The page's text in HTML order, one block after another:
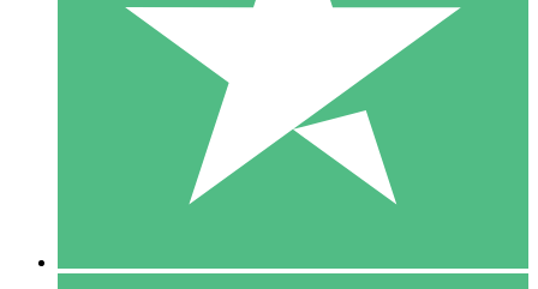
Paga según el uso con créditos de descarga. Sin compromiso
10 00